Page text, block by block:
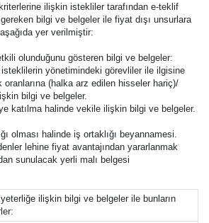
ilişkin istekliler tarafından e-teklif
bilgi ve belgeler ile fiyat dışı unsurlara
yer verilmiştir:
olunduğunu gösteren bilgi ve belgeler:
yönetimindeki görevliler ile ilgisine
oranlarına (halka arz edilen hisseler hariç)/
bilgi ve belgeler.
katılma halinde vekile ilişkin bilgi ve belgeler.
olması halinde iş ortaklığı beyannamesi.
lehine fiyat avantajından yararlanmak
sunulacak yerli malı belgesi
ilişkin bilgi ve belgeler ile bunların